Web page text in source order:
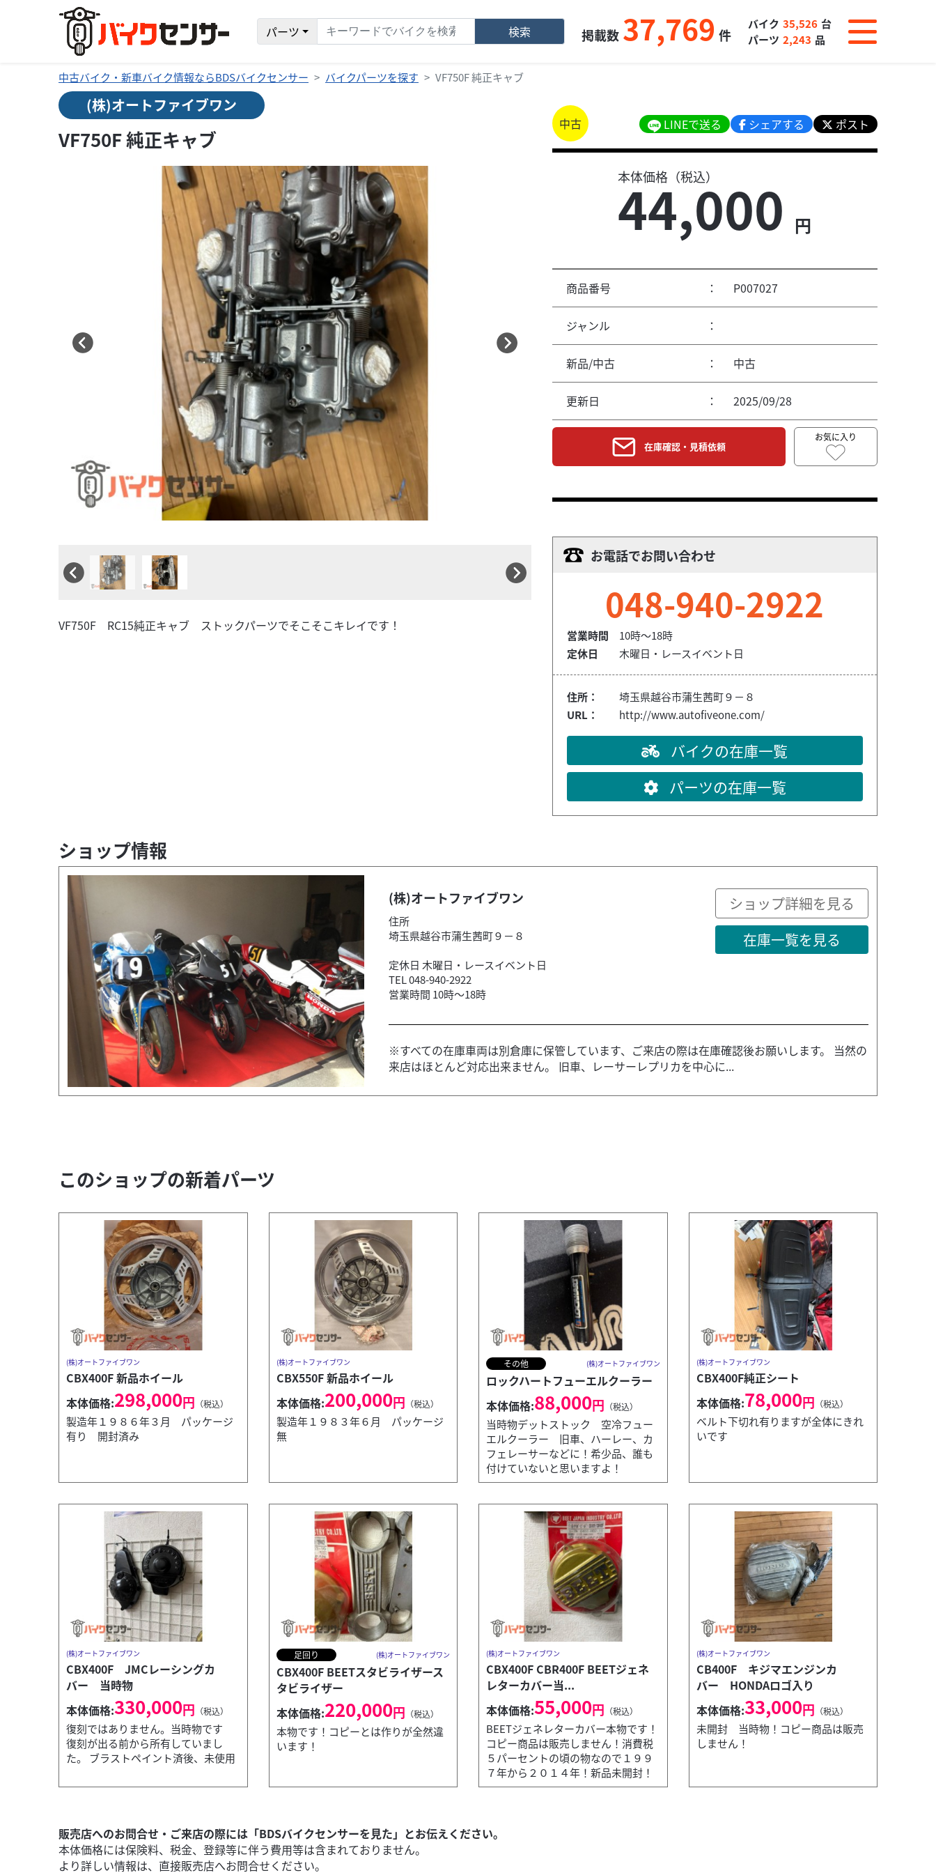
パーツ 検索 掲載数 37,769 件
バイク 35,526 台
パーツ 2,243 品
中古バイク・新車バイク情報ならBDSバイクセンサー バイクパーツを探す VF750F 純正キャブ
(株)オートファイブワン
VF750F 純正キャブ
VF750F RC15純正キャブ ストックパーツでそこそこキレイです！
中古 LINEで送る シェアする ポスト
本体価格（税込）
44,000 円
商品番号 ： P007027
ジャンル ：
新品/中古 ： 中古
更新日 ： 2025/09/28
在庫確認・見積依頼
お気に入り
お電話でお問い合わせ
048-940-2922
営業時間
10時～18時
定休日
木曜日・レースイベント日
住所：
埼玉県越谷市蒲生茜町９－８
URL：
http://www.autofiveone.com/
バイクの在庫一覧
パーツの在庫一覧
ショップ情報
(株)オートファイブワン
住所
埼玉県越谷市蒲生茜町９－８
定休日 木曜日・レースイベント日
TEL 048-940-2922
営業時間 10時～18時
ショップ詳細を見る
在庫一覧を見る
※すべての在庫車両は別倉庫に保管しています、ご来店の際は在庫確認後お願いします。 当然の
来店はほとんど対応出来ません。 旧車、レーサーレプリカを中心に...
このショップの新着パーツ
CBX550F 新品ホイール
本体価格:200,000
(株)オートファイブワン
CBX400F 新品ホイール
本体価格:298,000円 （税込）
製造年１９８６年３月 パッケージ
有り 開封済み
(株)オートファイブワン
CBX550F 新品ホイール
本体価格:200,000円 （税込）
製造年１９８３年６月 パッケージ
無
その他 (株)オートファイブワン
ロックハートフューエルクーラー
本体価格:88,000円 （税込）
当時物デットストック 空冷フュー
エルクーラー 旧車、ハーレー、カ
フェレーサーなどに！希少品、誰も
付けていないと思いますよ！
(株)オートファイブワン
CBX400F純正シート
本体価格:78,000円 （税込）
ベルト下切れ有りますが全体にきれ
いです
(株)オートファイブワン
CBX400F JMCレーシングカ
バー 当時物
本体価格:330,000円 （税込）
復刻ではありません。当時物です
復刻が出る前から所有していまし
た。 ブラストペイント済後、未使用
足回り (株)オートファイブワン
CBX400F BEETスタビライザース
タビライザー
本体価格:220,000円 （税込）
本物です！コピーとは作りが全然違
います！
(株)オートファイブワン
CBX400F CBR400F BEETジェネ
レターカバー当...
本体価格:55,000円 （税込）
BEETジェネレターカバー本物です！
コピー商品は販売しません！消費税
５パーセントの頃の物なので１９９
７年から２０１４年！新品未開封！
(株)オートファイブワン
CB400F キジマエンジンカ
バー HONDAロゴ入り
本体価格:33,000円 （税込）
未開封 当時物！コピー商品は販売
しません！
販売店へのお問合せ・ご来店の際には「BDSバイクセンサーを見た」とお伝えください。
本体価格には保険料、税金、登録等に伴う費用等は含まれておりません。
より詳しい情報は、直接販売店へお問合せください。